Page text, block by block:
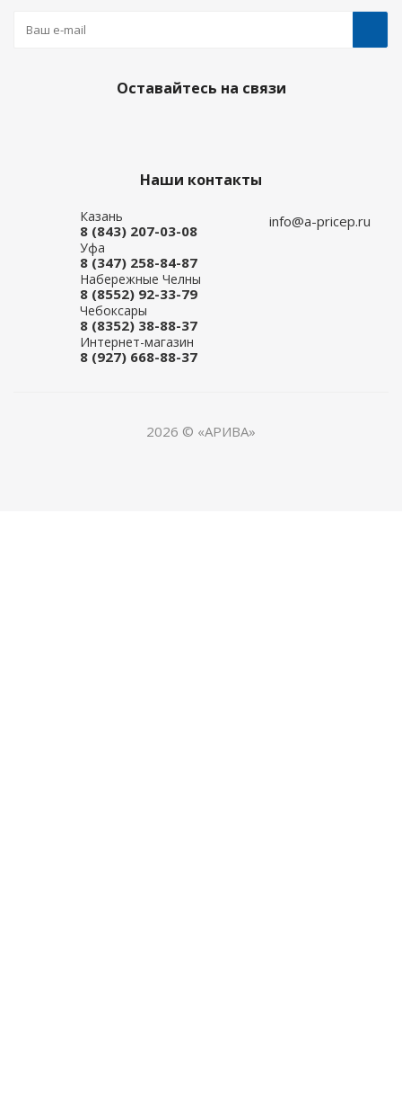
Оставайтесь на связи
Наши контакты
Казань
8 (843) 207-03-08
Уфа
8 (347) 258-84-87
Набережные Челны
8 (8552) 92-33-79
Чебоксары
8 (8352) 38-88-37
Интернет-магазин
8 (927) 668-88-37
info@a-pricep.ru
2026 © «АРИВА»